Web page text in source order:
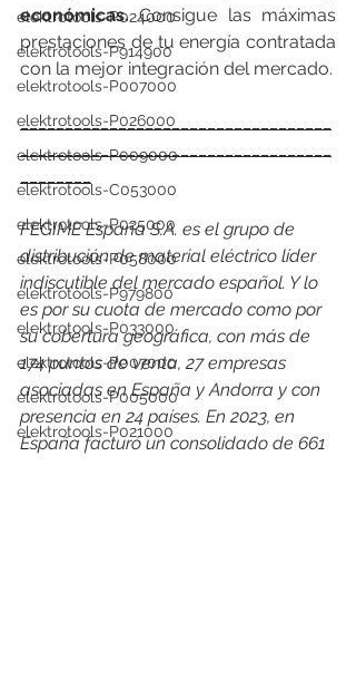
elektrotools-P024000
elektrotools-P914900
elektrotools-P007000
elektrotools-P026000
elektrotools-P009000
elektrotools-C053000
elektrotools-P025000
elektrotools-P058000
elektrotools-P979800
elektrotools-P033000
elektrotools-P007000
elektrotools-P005000
elektrotools-P021000
económicas. Consigue las máximas
prestaciones de tu energía contratada
con la mejor integración del mercado.
___________________________________
___________________________________
FEGIME España S.A. es el grupo de
distribución de material eléctrico líder
indiscutible del mercado español. Y lo
es por su cuota de mercado como por
su cobertura geográfica, con más de
174 puntos de venta, 27 empresas
asociadas en España y Andorra y con
presencia en 24 países. En 2023, en
España facturó un consolidado de 661